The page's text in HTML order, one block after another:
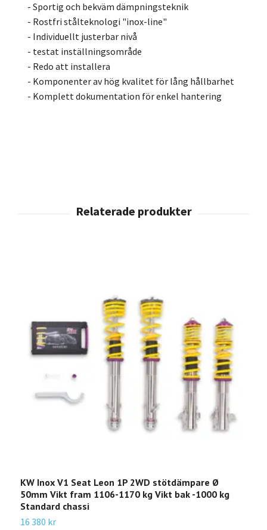
- Sportig och bekväm dämpningsteknik
- Rostfri stålteknologi "inox-line"
- Individuellt justerbar nivå
- testat inställningsområde
- Redo att installera
- Komponenter av hög kvalitet för lång hållbarhet
- Komplett dokumentation för enkel hantering
KW Inox V1 Seat Leon 1P 2WD stötdämpare Ø
50mm Vikt fram 1106-1170 kg Vikt bak -1000 kg
Standard chassi
16 380 kr